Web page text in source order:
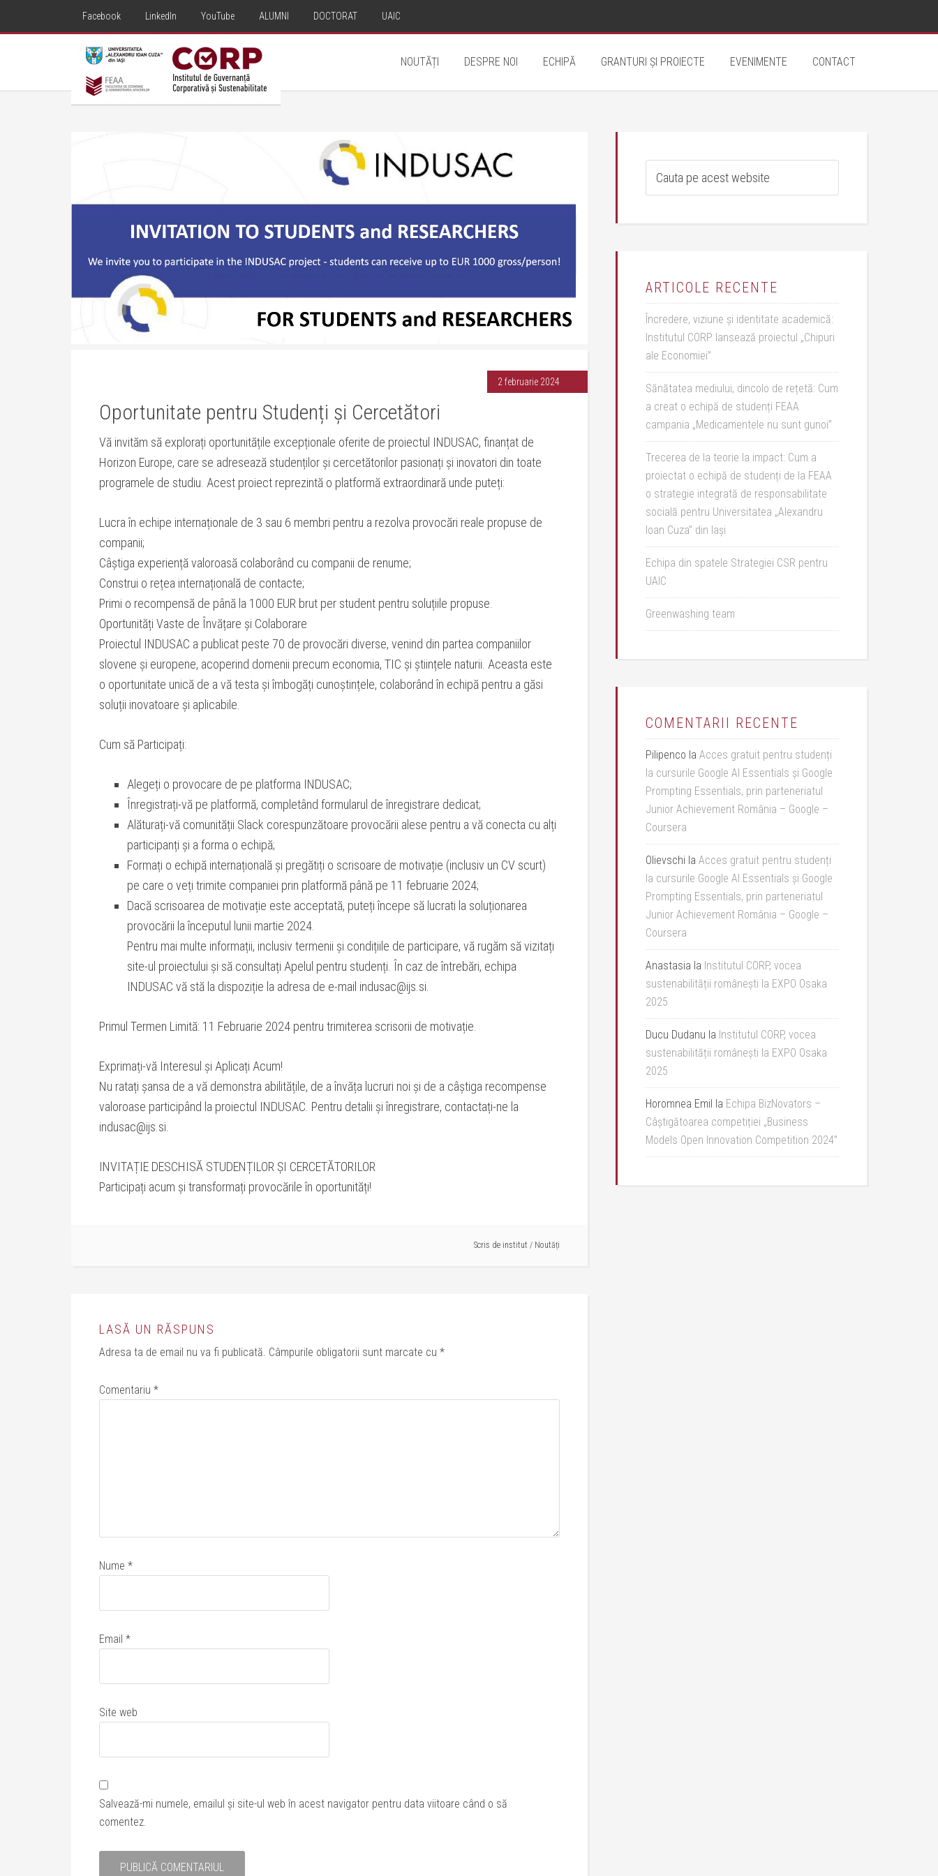
Facebook LinkedIn YouTube ALUMNI DOCTORAT UAIC
NOUTĂȚI DESPRE NOI ECHIPĂ GRANTURI ȘI PROIECTE EVENIMENTE CONTACT
2 februarie 2024
Oportunitate pentru Studenți și Cercetători
Vă invităm să explorați oportunitățile excepționale oferite de proiectul INDUSAC, finanțat de
Horizon Europe, care se adresează studenților și cercetătorilor pasionați și inovatori din toate
programele de studiu. Acest proiect reprezintă o platformă extraordinară unde puteți:
Lucra în echipe internaționale de 3 sau 6 membri pentru a rezolva provocări reale propuse de
companii;
Câștiga experiență valoroasă colaborând cu companii de renume;
Construi o rețea internațională de contacte;
Primi o recompensă de până la 1000 EUR brut per student pentru soluțiile propuse.
Oportunități Vaste de Învățare și Colaborare
Proiectul INDUSAC a publicat peste 70 de provocări diverse, venind din partea companiilor
slovene și europene, acoperind domenii precum economia, TIC și științele naturii. Aceasta este
o oportunitate unică de a vă testa și îmbogăți cunoștințele, colaborând în echipă pentru a găsi
soluții inovatoare și aplicabile.
Cum să Participați:
Alegeți o provocare de pe platforma INDUSAC;
Înregistrați-vă pe platformă, completând formularul de înregistrare dedicat;
Alăturați-vă comunității Slack corespunzătoare provocării alese pentru a vă conecta cu alți
participanți și a forma o echipă;
Formați o echipă internațională și pregătiți o scrisoare de motivație (inclusiv un CV scurt)
pe care o veți trimite companiei prin platformă până pe 11 februarie 2024;
Dacă scrisoarea de motivație este acceptată, puteți începe să lucrati la soluționarea
provocării la începutul lunii martie 2024.
Pentru mai multe informații, inclusiv termenii și condițiile de participare, vă rugăm să vizitați
site-ul proiectului și să consultați Apelul pentru studenți. În caz de întrebări, echipa
INDUSAC vă stă la dispoziție la adresa de e-mail indusac@ijs.si.
Primul Termen Limită: 11 Februarie 2024 pentru trimiterea scrisorii de motivație.
Exprimați-vă Interesul și Aplicați Acum!
Nu ratați șansa de a vă demonstra abilitățile, de a învăța lucruri noi și de a câștiga recompense
valoroase participând la proiectul INDUSAC. Pentru detalii și înregistrare, contactați-ne la
indusac@ijs.si.
INVITAȚIE DESCHISĂ STUDENȚILOR ȘI CERCETĂTORILOR
Participați acum și transformați provocările în oportunități!
Scris de institut / Noutăți
LASĂ UN RĂSPUNS
Adresa ta de email nu va fi publicată. Câmpurile obligatorii sunt marcate cu *
Comentariu *
Nume *
Email *
Site web
Salvează-mi numele, emailul și site-ul web în acest navigator pentru data viitoare când o să
comentez.
ARTICOLE RECENTE
Încredere, viziune și identitate academică:
Institutul CORP lansează proiectul „Chipuri
ale Economiei”
Sănătatea mediului, dincolo de rețetă: Cum
a creat o echipă de studenți FEAA
campania „Medicamentele nu sunt gunoi”
Trecerea de la teorie la impact: Cum a
proiectat o echipă de studenți de la FEAA
o strategie integrată de responsabilitate
socială pentru Universitatea „Alexandru
Ioan Cuza” din Iași
Echipa din spatele Strategiei CSR pentru
UAIC
Greenwashing team
COMENTARII RECENTE
Pilipenco la Acces gratuit pentru studenți
la cursurile Google AI Essentials și Google
Prompting Essentials, prin parteneriatul
Junior Achievement România – Google –
Coursera
Olievschi la Acces gratuit pentru studenți
la cursurile Google AI Essentials și Google
Prompting Essentials, prin parteneriatul
Junior Achievement România – Google –
Coursera
Anastasia la Institutul CORP, vocea
sustenabilității românești la EXPO Osaka
2025
Ducu Dudanu la Institutul CORP, vocea
sustenabilității românești la EXPO Osaka
2025
Horomnea Emil la Echipa BizNovators –
Câștigătoarea competiției „Business
Models Open Innovation Competition 2024”